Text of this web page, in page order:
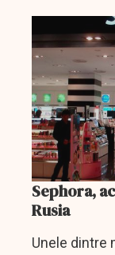
Sephora,
Rusia
Unele dintre